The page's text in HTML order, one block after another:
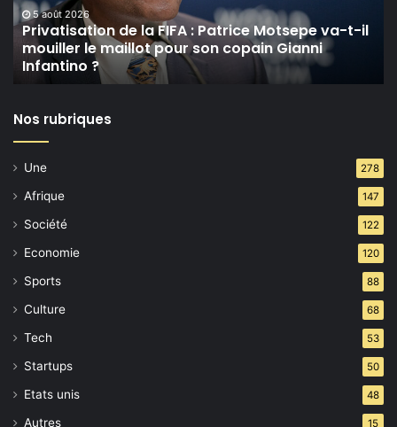
va-
t-
mouiller
pour
son
Gianni
Infantino ?
5 août 2026
Privatisation de la FIFA : Patrice Motsepe va-t-il
mouiller le maillot pour son copain Gianni
Infantino ?
Nos rubriques
Une 278
Afrique 147
Société 122
Economie 120
Sports 88
Culture 68
Tech 53
Startups 50
Etats unis 48
Autres 15